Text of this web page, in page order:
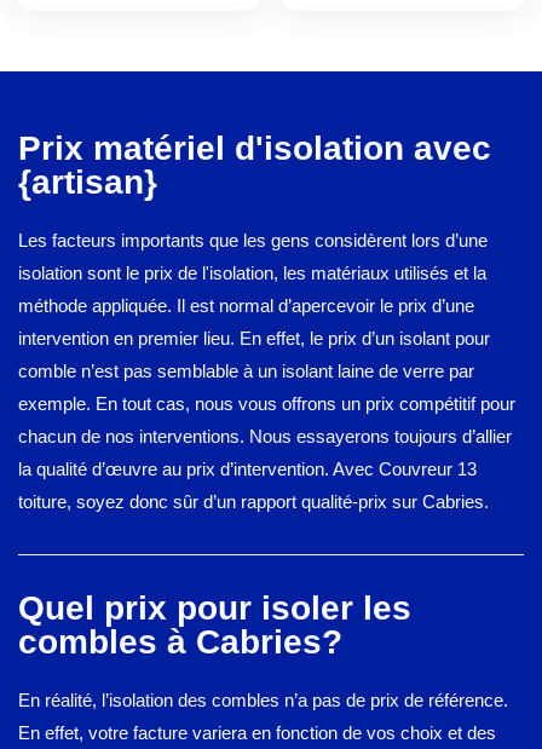
Prix matériel d'isolation avec
{artisan}
Les facteurs importants que les gens considèrent lors d’une
isolation sont le prix de l'isolation, les matériaux utilisés et la
méthode appliquée. Il est normal d’apercevoir le prix d’une
intervention en premier lieu. En effet, le prix d’un isolant pour
comble n’est pas semblable à un isolant laine de verre par
exemple. En tout cas, nous vous offrons un prix compétitif pour
chacun de nos interventions. Nous essayerons toujours d’allier
la qualité d’œuvre au prix d’intervention. Avec Couvreur 13
toiture, soyez donc sûr d’un rapport qualité-prix sur Cabries.
Quel prix pour isoler les
combles à Cabries?
En réalité, l’isolation des combles n’a pas de prix de référence.
En effet, votre facture variera en fonction de vos choix et des